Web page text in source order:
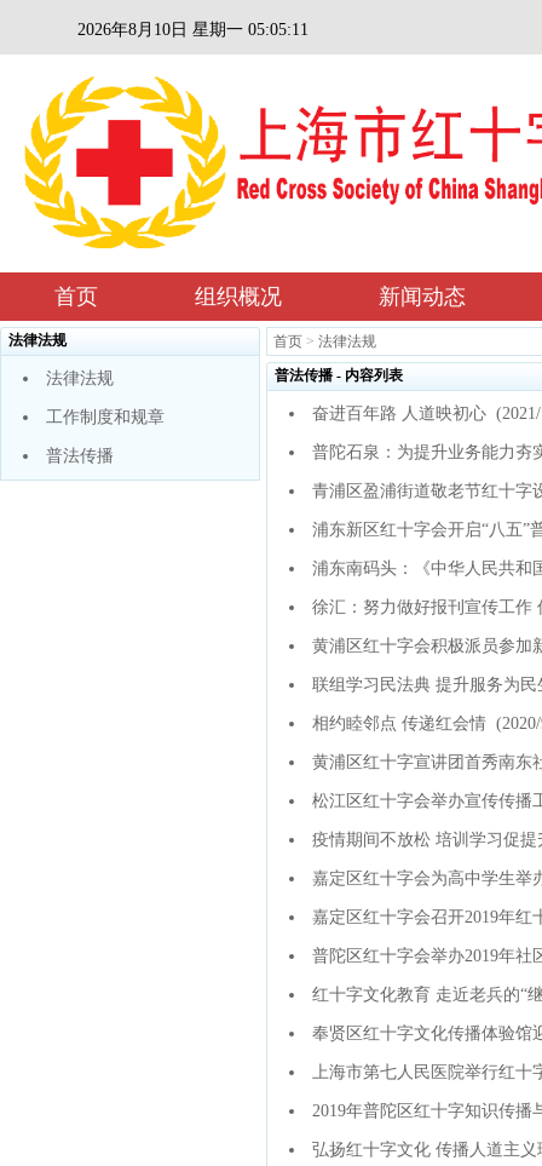
2026年8月10日 星期一 05:05:11
首页 组织概况 新闻动态
法律法规
法律法规
工作制度和规章
普法传播
首页 > 法律法规
普法传播 - 内容列表
奋进百年路 人道映初心
普陀石泉：为提升业务能力夯
青浦区盈浦街道敬老节红十字
浦东新区红十字会开启“八五”
浦东南码头：《中华人民共和
徐汇：努力做好报刊宣传工作
黄浦区红十字会积极派员参加
联组学习民法典 提升服务为民
相约睦邻点 传递红会情
黄浦区红十字宣讲团首秀南东
松江区红十字会举办宣传传播
疫情期间不放松 培训学习促提
嘉定区红十字会为高中学生举
嘉定区红十字会召开2019年红
普陀区红十字会举办2019年社
红十字文化教育 走近老兵的“
奉贤区红十字文化传播体验馆
上海市第七人民医院举行红十
2019年普陀区红十字知识传
弘扬红十字文化 传播人道主义